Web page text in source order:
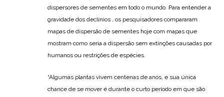
dispersores de sementes em todo o mundo. Para entender a
gravidade dos declínios , os pesquisadores compararam
mapas de dispersão de sementes hoje com mapas que
mostram como seria a dispersão sem extinções causadas por
humanos ou restrições de espécies.
“Algumas plantas vivem centenas de anos, e sua única
chance de se mover é durante o curto período em que são